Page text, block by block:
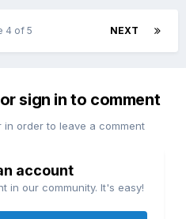
NEXT
4 of 5
sign in to comment
in order to leave a comment
account
in our community. It's easy!